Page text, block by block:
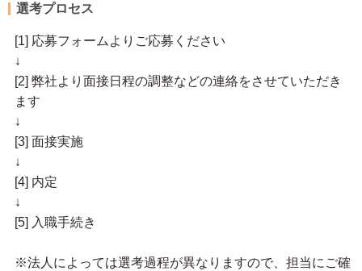
選考プロセス
[1] 応募フォームよりご応募ください
↓
[2] 弊社より面接日程の調整などの連絡をさせていただき
ます
↓
[3] 面接実施
↓
[4] 内定
↓
[5] 入職手続き
※法人によっては選考過程が異なりますので、担当にご確